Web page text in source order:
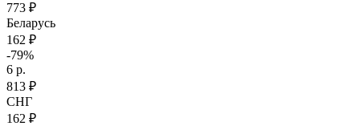
773 ₽
Беларусь
162 ₽
-79%
6 р.
813 ₽
СНГ
162 ₽